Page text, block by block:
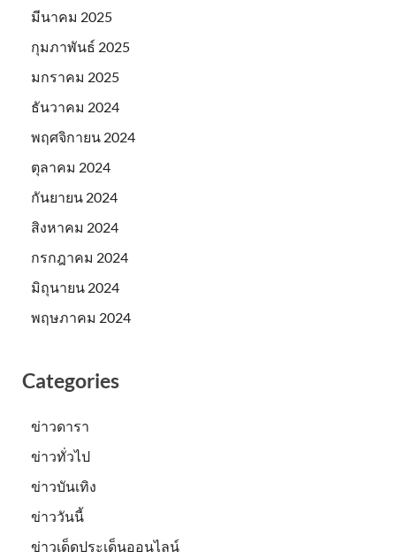
มีนาคม 2025
กุมภาพันธ์ 2025
มกราคม 2025
ธันวาคม 2024
พฤศจิกายน 2024
ตุลาคม 2024
กันยายน 2024
สิงหาคม 2024
กรกฎาคม 2024
มิถุนายน 2024
พฤษภาคม 2024
Categories
ข่าวดารา
ข่าวทั่วไป
ข่าวบันเทิง
ข่าววันนี้
ข่าวเด็ดประเด็นออนไลน์